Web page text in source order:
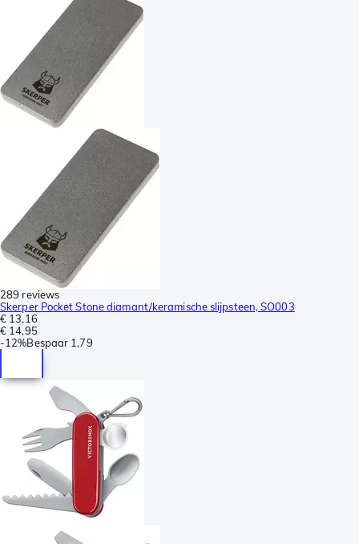
289 reviews
Skerper Pocket Stone diamant/keramische slijpsteen, SO003
€ 13,16
€ 14,95
-12%Bespaar 1,79